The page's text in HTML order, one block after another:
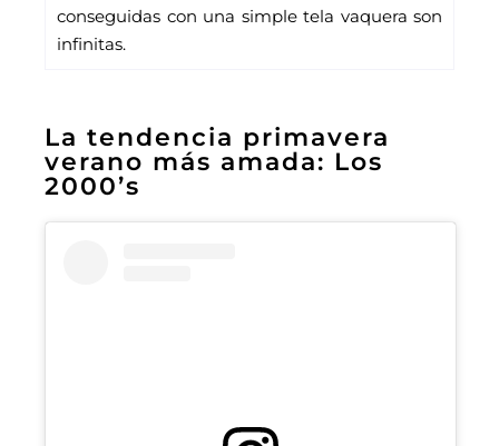
conseguidas con una simple tela vaquera son
infinitas.
La tendencia primavera
verano más amada: Los
2000’s